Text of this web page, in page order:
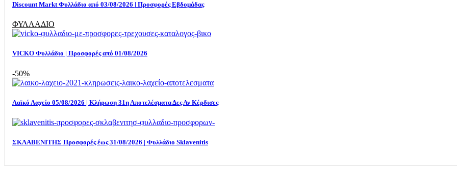
Discount Markt Φυλλάδιο από 03/08/2026 | Προσφορές Εβδομάδας
ΦΥΛΛΑΔΙΟ
VICKO Φυλλάδιο | Προσφορές από 01/08/2026
-50%
Λαϊκό Λαχείο 05/08/2026 | Κλήρωση 31η Αποτελέσματα Δες Αν Κέρδισες
ΣΚΛΑΒΕΝΙΤΗΣ Προσφορές έως 31/08/2026 | Φυλλάδιο Sklavenitis